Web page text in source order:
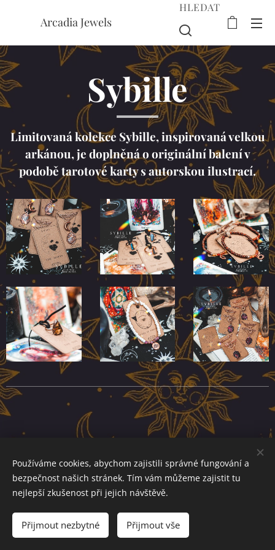
Arcadia Jewels
HLEDAT
Sybille
Limitovaná kolekce Sybille, inspirovaná velkou
arkánou, je doplněná o originální balení v
podobě tarotové karty s autorskou ilustrací.
@ Arcadia Jewels 2022
všechna práva vyhrazena
Cookies
Používáme cookies, abychom zajistili správné fungování a
bezpečnost našich stránek. Tím vám můžeme zajistit tu
nejlepší zkušenost při jejich návštěvě.
Přijmout nezbytné Přijmout vše